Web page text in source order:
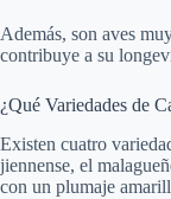
Además, son aves
contribuye a su
¿Qué Variedades de
Existen cuatro
jiennense, el
con un plumaje